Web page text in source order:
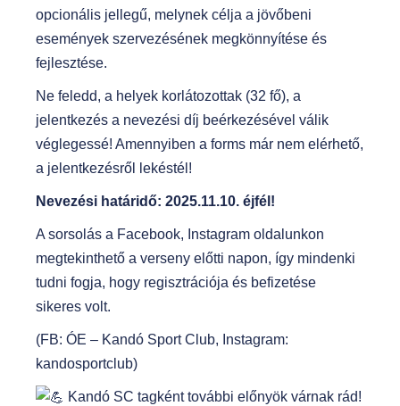
opcionális jellegű, melynek célja a jövőbeni
események szervezésének megkönnyítése és
fejlesztése.
Ne feledd, a helyek korlátozottak (32 fő), a
jelentkezés a nevezési díj beérkezésével válik
véglegessé! Amennyiben a forms már nem elérhető,
a jelentkezésről lekéstél!
Nevezési határidő: 2025.11.10. éjfél!
A sorsolás a Facebook, Instagram oldalunkon
megtekinthető a verseny előtti napon, így mindenki
tudni fogja, hogy regisztrációja és befizetése
sikeres volt.
(FB: ÓE – Kandó Sport Club, Instagram:
kandosportclub)
Kandó SC tagként további előnyök várnak rád!